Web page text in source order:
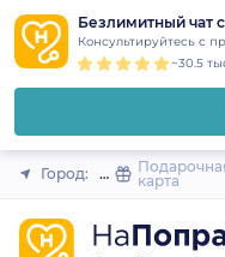
Безлимитный чат
Консультируйтесь с
~30.5
Город: Муравленко
карта